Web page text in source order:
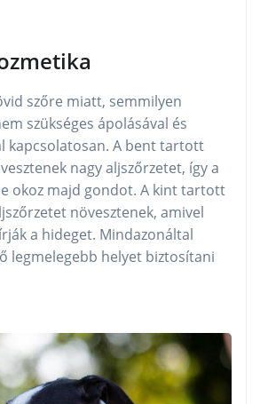
szőre miatt, semmilyen
szükséges ápolásával és
kapcsolatosan. A bent tartott
nagy aljszőrzetet, így a
okoz majd gondot. A kint tartott
növesztenek, amivel
a hideget. Mindazonáltal
legmelegebb helyet biztosítani